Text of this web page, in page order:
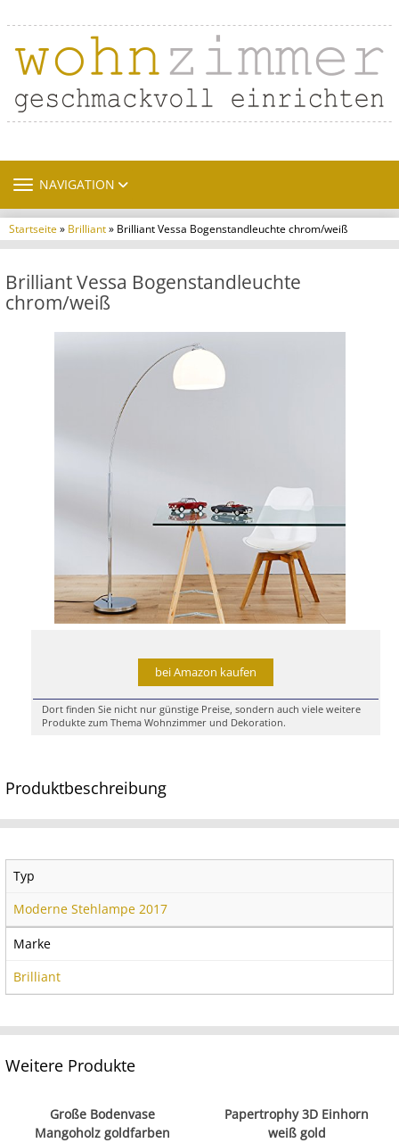
TOGGLE NAVIGATION
NAVIGATION
Startseite» Brilliant» Brilliant Vessa Bogenstandleuchte chrom/weiß
Brilliant Vessa Bogenstandleuchte
chrom/weiß
bei Amazon kaufen
Dort finden Sie nicht nur günstige Preise, sondern auch viele weitere
Produkte zum Thema Wohnzimmer und Dekoration.
Produktbeschreibung
Typ
Moderne Stehlampe 2017
Marke
Brilliant
Weitere Produkte
Große Bodenvase
Mangoholz goldfarben
Papertrophy 3D Einhorn
weiß gold